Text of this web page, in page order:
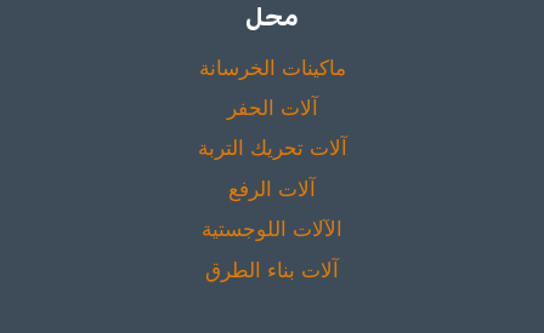
محل
ماكينات الخرسانة
آلات الحفر
آلات تحريك التربة
آلات الرفع
الآلات اللوجستية
آلات بناء الطرق